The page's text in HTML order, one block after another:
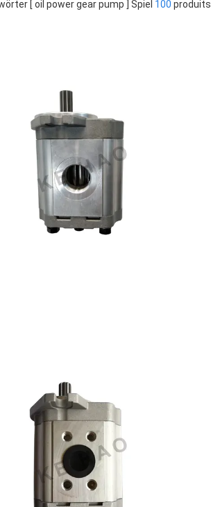
[ oil power gear pump ] Spiel 100 produits.